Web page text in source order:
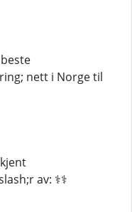
nett i Norge til
av: ⚕️⚕️